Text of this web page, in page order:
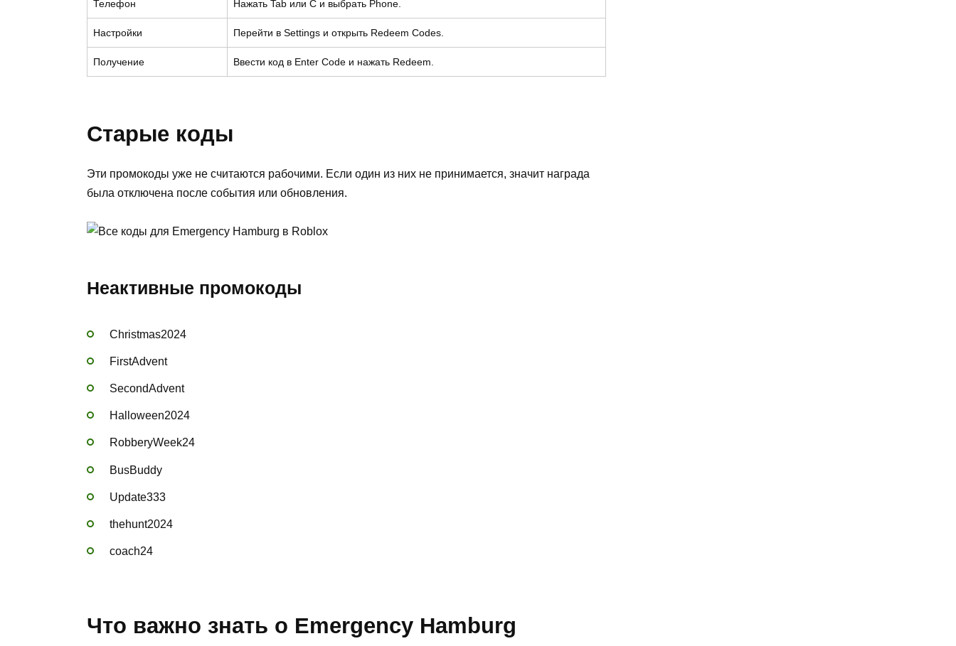
Телефон Нажать Tab или C и выбрать Phone.
Настройки Перейти в Settings и открыть Redeem Codes.
Получение Ввести код в Enter Code и нажать Redeem.
Старые коды
Эти промокоды уже не считаются рабочими. Если один из них не принимается, значит награда
была отключена после события или обновления.
Неактивные промокоды
Christmas2024
FirstAdvent
SecondAdvent
Halloween2024
RobberyWeek24
BusBuddy
Update333
thehunt2024
coach24
Что важно знать о Emergency Hamburg